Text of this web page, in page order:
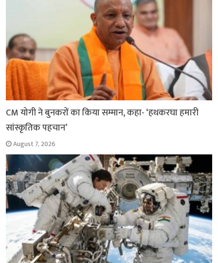
CM योगी ने बुनकरों का किया सम्मान, कहा- ‘हथकरघा हमारी
सांस्कृतिक पहचान’
August 7, 2026